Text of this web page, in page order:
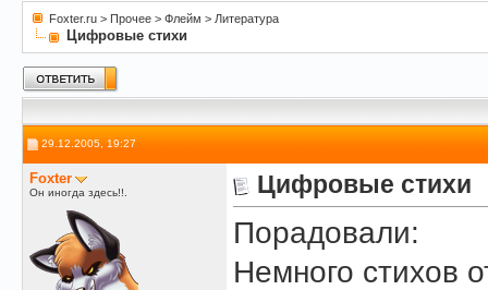
Foxter.ru > Прочее > Флейм > Литература
Цифровые стихи
29.12.2005, 19:27
Foxter
Он иногда здесь!!. Цифровые стихи
Порадовали:
Немного стихов